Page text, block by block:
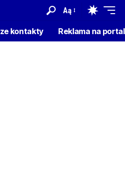
Aą
kontakty Reklama na